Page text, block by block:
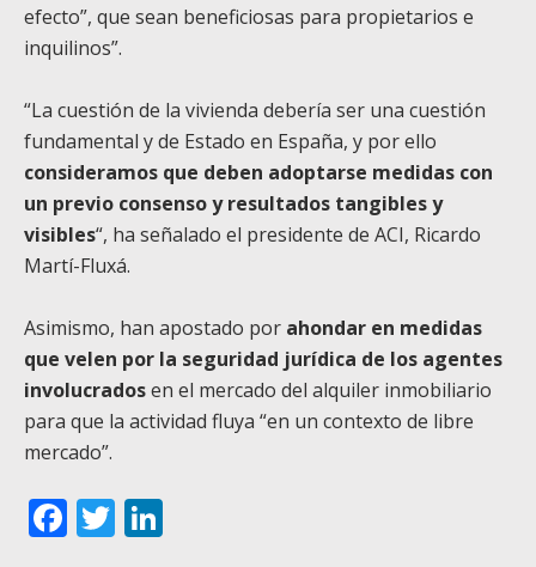
efecto”, que sean beneficiosas para propietarios e
inquilinos”.
“La cuestión de la vivienda debería ser una cuestión
fundamental y de Estado en España, y por ello
consideramos que deben adoptarse medidas con
un previo consenso y resultados tangibles y
visibles“, ha señalado el presidente de ACI, Ricardo
Martí-Fluxá.
Asimismo, han apostado por ahondar en medidas
que velen por la seguridad jurídica de los agentes
involucradosen el mercado del alquiler inmobiliario
para que la actividad fluya “en un contexto de libre
mercado”.
Facebook
Twitter